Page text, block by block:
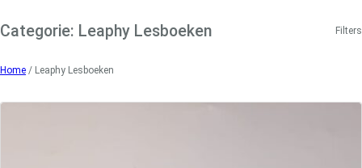
Categorie: Leaphy Lesboeken Filters
Home / Leaphy Lesboeken